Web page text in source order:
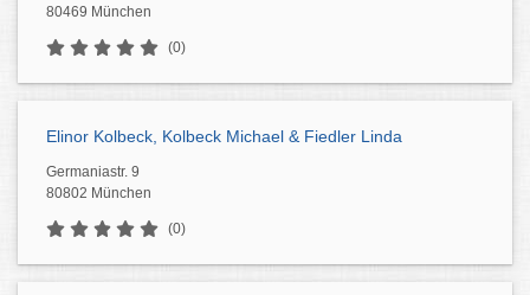
80469 München
(0)
Elinor Kolbeck, Kolbeck Michael & Fiedler Linda
Germaniastr. 9
80802 München
(0)